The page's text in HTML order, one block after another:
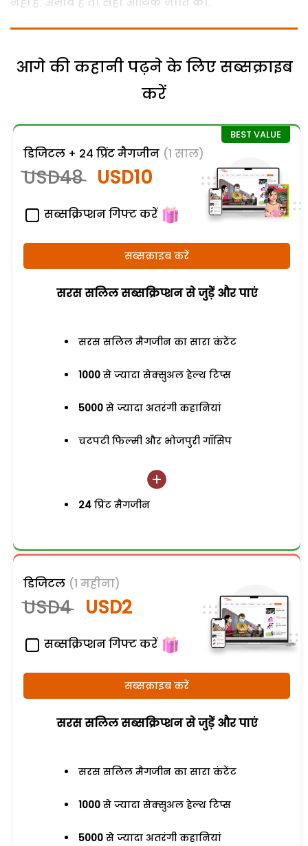
आगे की कहानी पढ़ने के लिए सब्सक्राइब
करें
डिजिटल + 24 प्रिंट मैगजीन (1 साल)
USD48 USD10
सब्सक्रिप्शन गिफ्ट करें
सब्सक्राइब करें
सरस सलिल सब्सक्रिप्शन से जुड़ेें और पाएं
सरस सलिल मैगजीन का सारा कंटेंट
1000 से ज्यादा सेक्सुअल हेल्थ टिप्स
5000 से ज्यादा अतरंगी कहानियां
चटपटी फिल्मी और भोजपुरी गॉसिप
24 प्रिंट मैगजीन
डिजिटल (1 महीना)
USD4 USD2
सब्सक्रिप्शन गिफ्ट करें
सब्सक्राइब करें
सरस सलिल सब्सक्रिप्शन से जुड़ेें और पाएं
सरस सलिल मैगजीन का सारा कंटेंट
1000 से ज्यादा सेक्सुअल हेल्थ टिप्स
5000 से ज्यादा अतरंगी कहानियां